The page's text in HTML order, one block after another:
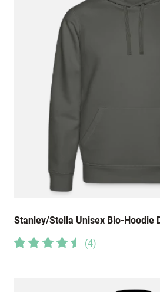
Stanley/Stella Unisex Bio-Hoodie
(4)